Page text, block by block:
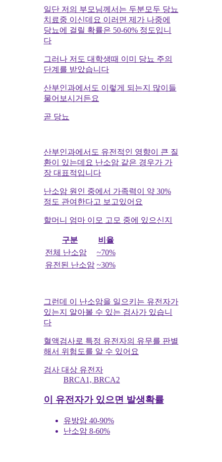
일단 저의 부모님께서는 두분모두 당뇨
치료중 이신데요 이러면 제가 나중에
당뇨에 걸릴 확률은 50-60% 정도입니
다
그러나 저도 대학생때 이미 당뇨 주의
단계를 받았습니다
산부인과에서도 이렇게 되는지 많이들
물어보시거든요
곧 당뇨
산부인과에서도 유전적인 영향이 큰 질
환이 있는데요 난소암 같은 경우가 가
장 대표적입니다
난소암 원인 중에서 가족력이 약 30%
정도 관여한다고 보고있어요
할머니 엄마 이모 고모 중에 있으신지
구분
비율
전체 난소암
~70%
유전된 난소암 ~30%
그런데 이 난소암을 일으키는 유전자가
있는지 알아볼 수 있는 검사가 있습니
다
혈액검사로 특정 유전자의 유무를 판별
해서 위험도를 알 수 있어요
검사 대상 유전자
BRCA1, BRCA2
이 유전자가 있으면 발생확률
유방암 40-90%
난소암 8-60%